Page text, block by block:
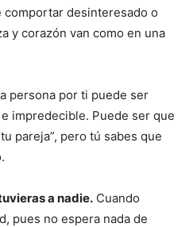
desinteresado o
y corazón van como en una
persona por ti puede ser
impredecible. Puede ser que
pareja”, pero tú sabes que
a nadie. Cuando
pues no espera nada de